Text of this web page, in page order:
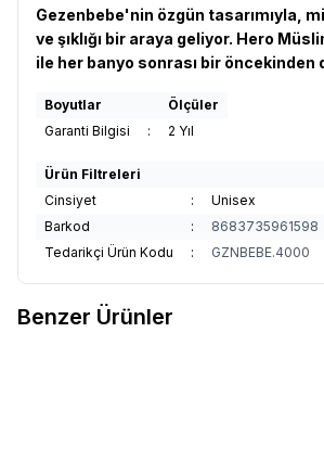
Gezenbebe'nin özgün tasarımıyla,
ve şıklığı bir araya geliyor. Hero
ile her banyo sonrası bir öncekinden
Boyutlar
Ölçüler
Garanti Bilgisi
: 2 Yıl
Ürün Filtreleri
Cinsiyet
:
Unisex
Barkod
:
8683735961598
Tedarikçi Ürün Kodu
: GZNBEBE.4000
Benzer Ürünler